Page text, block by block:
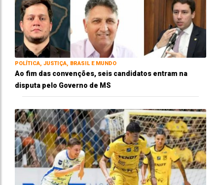
POLÍTICA, JUSTIÇA, BRASIL E MUNDO
Ao fim das convenções, seis candidatos entram na
disputa pelo Governo de MS